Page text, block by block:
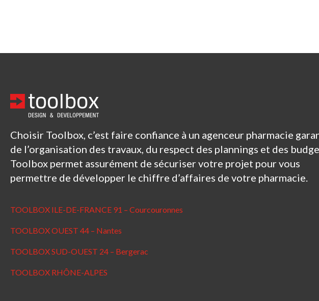
Choisir Toolbox, c’est faire confiance à un agenceur pharmacie
de l’organisation des travaux, du respect des plannings et des
Toolbox permet assurément de sécuriser votre projet pour vous
permettre de développer le chiffre d’affaires de votre pharmacie.
TOOLBOX ILE-DE-FRANCE 91 – Courcouronnes
TOOLBOX OUEST 44 – Nantes
TOOLBOX SUD-OUEST 24 – Bergerac
TOOLBOX RHÔNE-ALPES